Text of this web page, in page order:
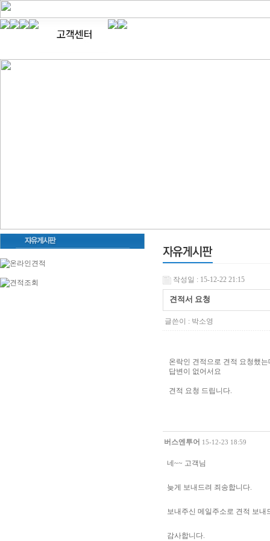
작성일 : 15-12-22 21:15
견적서 요청
글쓴이 : 박소영
온락인 견적으로 견적 요청했는
답변이 없어서요
견적 요청 드립니다.
버스엔투어 15-12-23 18:59
네~~ 고객님
늦게 보내드려 죄송합니다.
보내주신 메일주소로 견적 보내
감사합니다.